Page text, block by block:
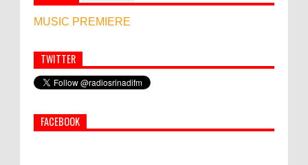
MUSIC PREMIERE
Simbol Persahabatan, RI Bangun Islamic Centre di
Afghanistan
PEMKAB KLUNGKUNG GELAR PASAR
TWITTER
FACEBOOK